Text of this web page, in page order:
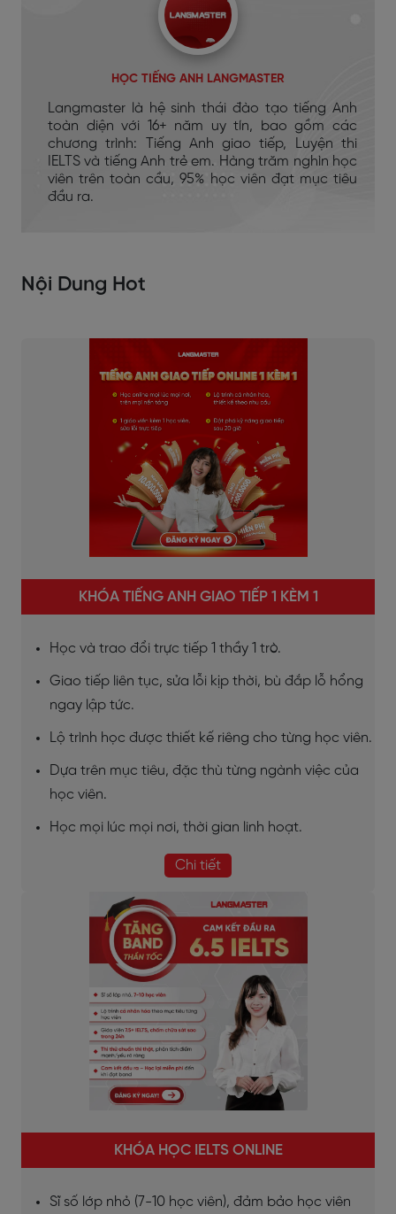
HỌC TIẾNG ANH LANGMASTER
Langmaster là hệ sinh thái đào tạo tiếng Anh
toàn diện với 16+ năm uy tín, bao gồm các
chương trình: Tiếng Anh giao tiếp, Luyện thi
IELTS và tiếng Anh trẻ em. Hàng trăm nghìn học
viên trên toàn cầu, 95% học viên đạt mục tiêu
đầu ra.
Nội Dung Hot
KHÓA TIẾNG ANH GIAO TIẾP 1 KÈM 1
Học và trao đổi trực tiếp 1 thầy 1 trò.
Giao tiếp liên tục, sửa lỗi kịp thời, bù đắp lỗ hổng
ngay lập tức.
Lộ trình học được thiết kế riêng cho từng học viên.
Dựa trên mục tiêu, đặc thù từng ngành việc của
học viên.
Học mọi lúc mọi nơi, thời gian linh hoạt.
Chi tiết
KHÓA HỌC IELTS ONLINE
Sĩ số lớp nhỏ (7-10 học viên), đảm bảo học viên